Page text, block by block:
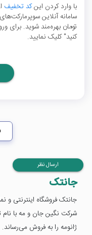
با وارد کردن اینکد تخفیف
تومان بهره‌مند شوید. برای
کنید" کلیک نمایید.
ارسال نظر
جانتک
جانتک فروشگاه اینترنتی
شرکت نگین جان و مه با
ژانومه را به فروش می‌رساند.